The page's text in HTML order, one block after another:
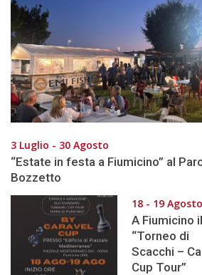
3 Luglio - 30 Agosto
“Estate in festa a Fiumicino” al
Bozzetto
18 - 19 Agosto
A Fiumicino il
“Torneo di
Scacchi –
Cup Tour”